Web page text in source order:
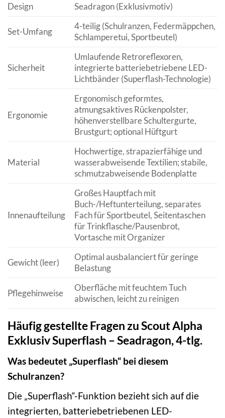
Design
Seadragon (Exklusivmotiv)
Set-Umfang
4-teilig (Schulranzen, Federmäppchen,
Schlamperetui, Sportbeutel)
Sicherheit
Umlaufende Retroreflexoren,
integrierte batteriebetriebene LED-
Lichtbänder (Superflash-Technologie)
Ergonomie
Ergonomisch geformtes,
atmungsaktives Rückenpolster,
höhenverstellbare Schultergurte,
Brustgurt; optional Hüftgurt
Material
Hochwertige, strapazierfähige und
wasserabweisende Textilien; stabile,
schmutzabweisende Bodenplatte
Innenaufteilung
Großes Hauptfach mit
Buch-/Heftunterteilung, separates
Fach für Sportbeutel, Seitentaschen
für Trinkflasche/Pausenbrot,
Vortasche mit Organizer
Gewicht (leer)
Optimal ausbalanciert für geringe
Belastung
Pflegehinweise
Oberfläche mit feuchtem Tuch
abwischen, leicht zu reinigen
Häufig gestellte Fragen zu Scout Alpha
Exklusiv Superflash – Seadragon, 4-tlg.
Was bedeutet „Superflash“ bei diesem
Schulranzen?
Die „Superflash“-Funktion bezieht sich auf die
integrierten, batteriebetriebenen LED-